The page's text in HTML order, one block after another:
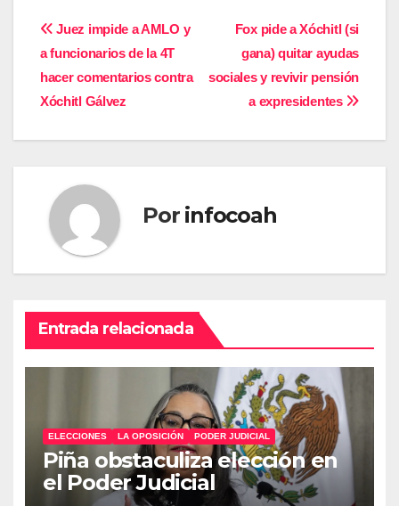
Navegación
de
entradas
Fox pide a Xóchitl (si
gana) quitar ayudas
sociales y revivir pensión
a expresidentes
Juez impide a AMLO y
a funcionarios de la 4T
hacer comentarios contra
Xóchitl Gálvez
Por infocoah
Entrada relacionada
ELECCIONES LA OPOSICIÓN PODER JUDICIAL
Piña obstaculiza elección en
el Poder Judicial